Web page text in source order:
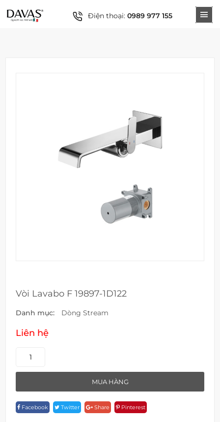
Điện thoại: 0989 977 155
Vòi Lavabo F 19897-1D122
Danh mục: Dòng Stream
Liên hệ
1D122
Quantity
MUA HÀNG
Facebook Twitter Share Pinterest